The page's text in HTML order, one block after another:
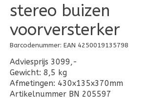
stereo buizen
voorversterker
Barcodenummer: EAN 4250019135798
Adviesprijs 3099,-
Gewicht: 8,5 kg
Afmetingen: 430x135x370mm
Artikelnummer BN 205597